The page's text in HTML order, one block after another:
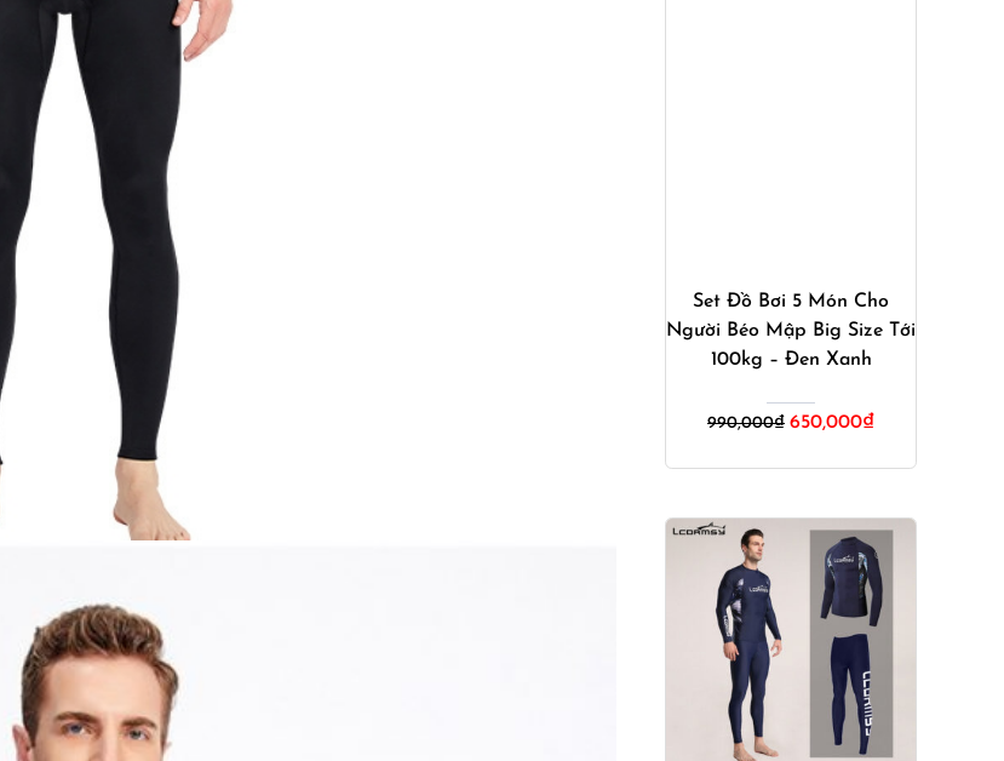
Set Đồ Bơi 5 Món Cho
Người Béo Mập Big Size Tới
100kg – Đen Xanh
990,000₫ Giá
là:
650,000₫Giá
tại
650,000₫.